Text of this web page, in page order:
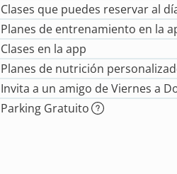
Clases que puedes reservar al
Planes de entrenamiento en la
Clases en la app
Planes de nutrición
Invita a un amigo de Viernes a
Parking Gratuito